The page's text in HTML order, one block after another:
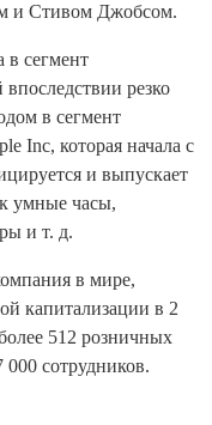
и Стивом Джобсом.
в сегмент
резко
в сегмент
Inc, которая начала с
и выпускает
умные часы,
и т. д.
в мире,
капитализации в 2
512 розничных
сотрудников.